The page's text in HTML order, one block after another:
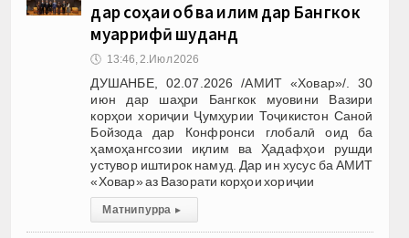
дар соҳаи об ва иқлим дар Бангкок
муаррифӣ шуданд
🕔 13:46, 2.Июл 2026
ДУШАНБЕ, 02.07.2026 /АМИТ «Ховар»/. 30
июн дар шаҳри Бангкок муовини Вазири
корҳои хориҷии Ҷумҳурии Тоҷикистон Саноӣ
Бойзода дар Конфронси глобалӣ оид ба
ҳамоҳангсозии иқлим ва Ҳадафҳои рушди
устувор иштирок намуд. Дар ин хусус ба АМИТ
«Ховар» аз Вазорати корҳои хориҷии
Матни пурра ▸